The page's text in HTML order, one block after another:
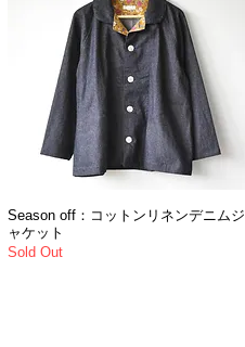
Season off：コットンリネンデニムジ
ャケット
Sold Out